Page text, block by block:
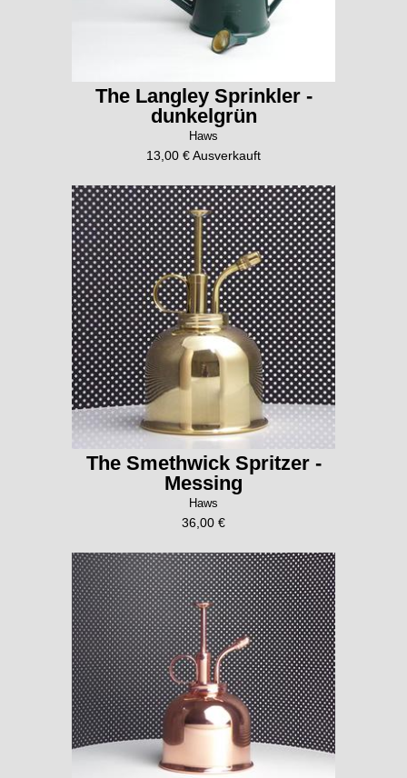
The Langley Sprinkler -
dunkelgrün
Haws
13,00 € Ausverkauft
The Smethwick Spritzer -
Messing
Haws
36,00 €